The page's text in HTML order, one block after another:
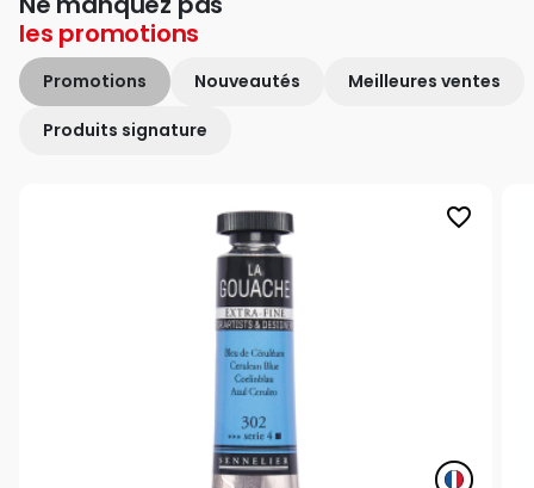
les promotions
Promotions Nouveautés Meilleures ventes
Produits signature
favorite_border